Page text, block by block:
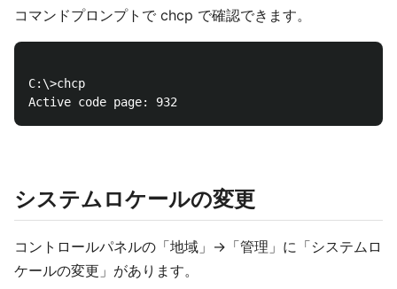
コマンドプロンプトで chcp で確認できます。
C:\>chcp
システムロケールの変更
コントロールパネルの「地域」→「管理」に「システムロ
ケールの変更」があります。